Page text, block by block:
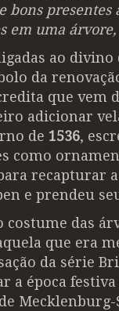
bons
em uma
ao divino
da
que
adicionar
de 1536,
como
recapturar
e prendeu
costume das
que era
da série
a época